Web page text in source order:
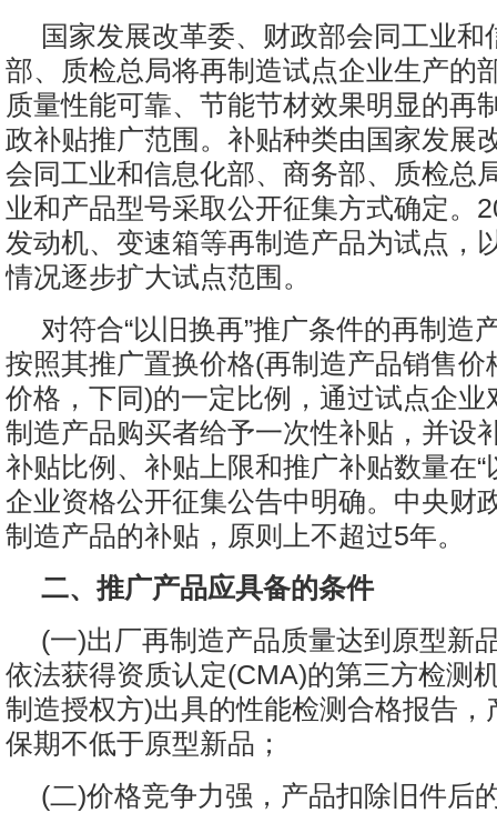
国家发展改革委、财政部会同工业和
部、质检总局将再制造试点企业生产的
质量性能可靠、节能节材效果明显的再
政补贴推广范围。补贴种类由国家发展
会同工业和信息化部、商务部、质检总
业和产品型号采取公开征集方式确定。
发动机、变速箱等再制造产品为试点，
情况逐步扩大试点范围。
对符合“以旧换再”推广条件的再制造
按照其推广置换价格(再制造产品销售价
价格，下同)的一定比例，通过试点企业
制造产品购买者给予一次性补贴，并设
补贴比例、补贴上限和推广补贴数量在“
企业资格公开征集公告中明确。中央财
制造产品的补贴，原则上不超过5年。
二、推广产品应具备的条件
(一)出厂再制造产品质量达到原型新
依法获得资质认定(CMA)的第三方检测
制造授权方)出具的性能检测合格报告，
保期不低于原型新品；
(二)价格竞争力强，产品扣除旧件后